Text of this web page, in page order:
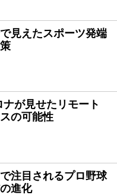
見えたスポーツ発端
ナが見せたリモート
の可能性
で注目されるプロ野球
進化